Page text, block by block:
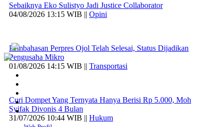
Sebaiknya Eko Sulistyo Jadi Justice Collaborator
04/08/2026 13:15 WIB || Opini
Pembahasan Perpres Ojol Telah Selesai, Status Dijadikan
Pengusaha Mikro
01/08/2026 14:15 WIB || Transportasi
Curi Dompet Yang Ternyata Hanya Berisi Rp 5.000, Moh
Syifak Divonis 4 Bulan
31/07/2026 10:44 WIB || Hukum